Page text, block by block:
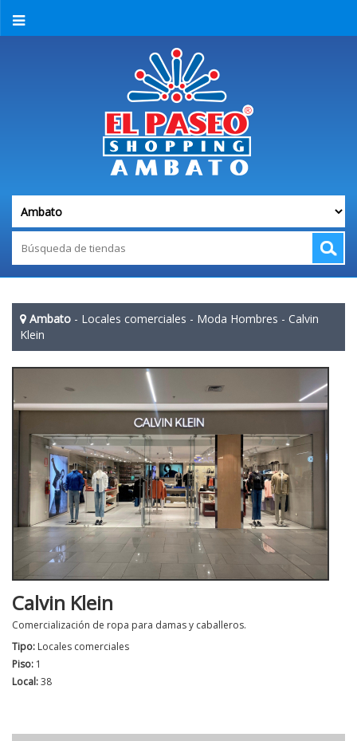
Ambato - Locales comerciales - Moda Hombres - Calvin
Klein
Calvin Klein
Comercialización de ropa para damas y caballeros.
Tipo: Locales comerciales
Piso: 1
Local:38